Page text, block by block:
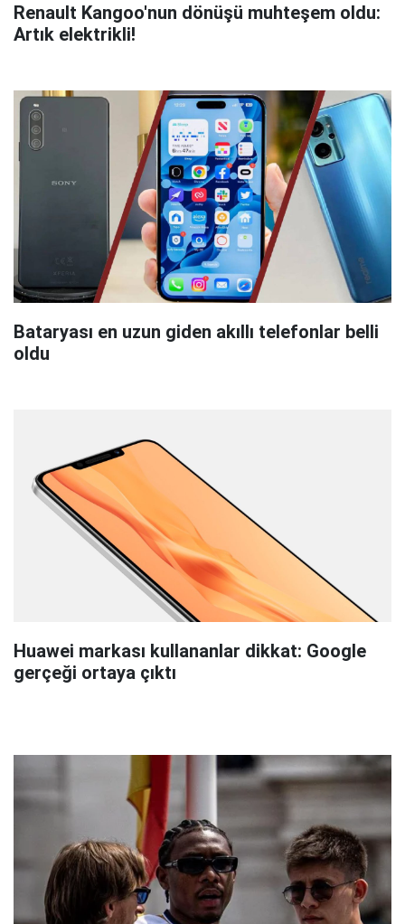
Renault Kangoo'nun dönüşü muhteşem oldu:
Artık elektrikli!
Bataryası en uzun giden akıllı telefonlar belli
oldu
Huawei markası kullananlar dikkat: Google
gerçeği ortaya çıktı